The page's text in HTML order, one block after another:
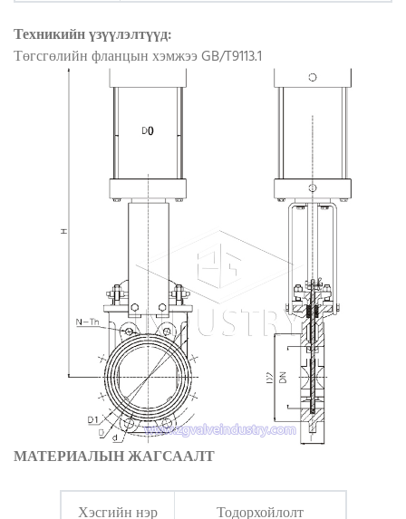
Техникийн үзүүлэлтүүд:
Төгсгөлийн фланцын хэмжээ GB/T9113.1
МАТЕРИАЛЫН ЖАГСААЛТ
Хэсгийн нэр
Тодорхойлолт